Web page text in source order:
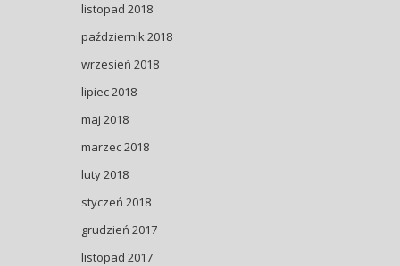
listopad 2018
październik 2018
wrzesień 2018
lipiec 2018
maj 2018
marzec 2018
luty 2018
styczeń 2018
grudzień 2017
listopad 2017